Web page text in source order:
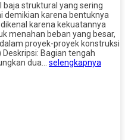
baja struktural yang sering
demikian karena bentuknya
karena kekuatannya
menahan beban yang besar,
proyek-proyek konstruksi
Bagian tengah
dua… selengkapnya